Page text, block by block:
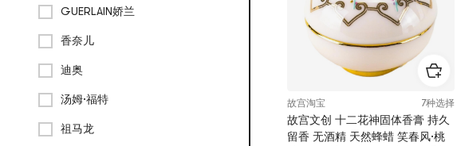
GUERLAIN娇兰
香奈儿
迪奥
汤姆·福特
祖马龙
故宫淘宝 7种选择
故宫文创 十二花神固体香膏 持久
留香 无酒精 天然蜂蜡 笑春风·桃